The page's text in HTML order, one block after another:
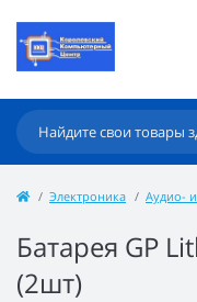
Электроника Аудио-
Батарея GP
(2шт)